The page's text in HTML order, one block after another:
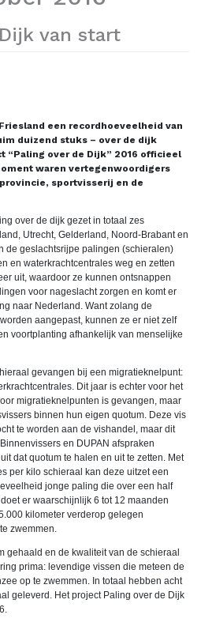
van start
een recordhoeveelheid van
duizend stuks – over de dijk
“Paling over de Dijk” 2016 officieel
waren vertegenwoordigers
sportvisserij en de
over de dijk gezet in totaal zes
Utrecht, Gelderland, Noord-Brabant en
de geslachtsrijpe palingen (schieralen)
en waterkrachtcentrales weg en zetten
uit, waardoor ze kunnen ontsnappen
voor nageslacht zorgen en komt er
naar Nederland. Want zolang de
aangepast, kunnen ze er niet zelf
voortplanting afhankelijk van menselijke
gevangen bij een migratieknelpunt:
Dit jaar is echter voor het
migratieknelpunten is gevangen, maar
binnen hun eigen quotum. Deze vis
te worden aan de vishandel, maar dit
en DUPAN afspraken
dat quotum te halen en uit te zetten. Met
per kilo schieraal kan deze uitzet een
jonge paling die over een half
er waarschijnlijk 6 tot 12 maanden
kilometer verderop gelegen
zwemmen.
gehaald en de kwaliteit van de schieraal
prima: levendige vissen die meteen de
op te zwemmen. In totaal hebben acht
geleverd. Het project Paling over de Dijk